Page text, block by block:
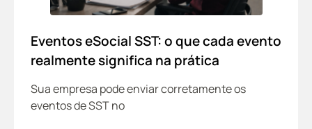
Eventos eSocial SST: o que cada evento
realmente significa na prática
Sua empresa pode enviar corretamente os
eventos de SST no